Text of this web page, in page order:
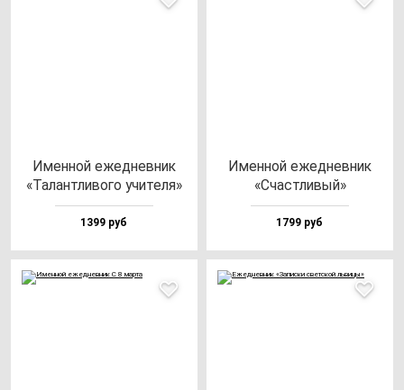
Имен­ной ежед­нев­ник
«Талан­тли­во­го учи­те­ля»
1399 руб
Имен­ной ежед­нев­ник
«Счас­тли­вый»
1799 руб